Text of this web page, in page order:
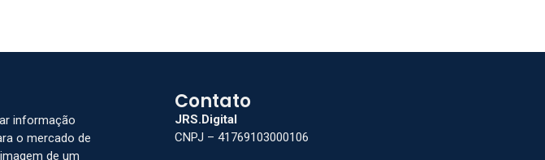
informação
o mercado de
de um
Contato
JRS.Digital
CNPJ – 41769103000106